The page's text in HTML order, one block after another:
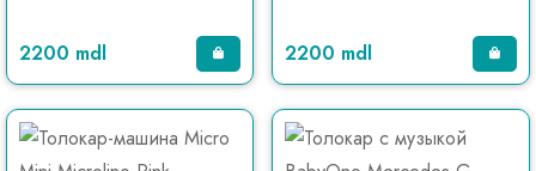
2200 mdl 2200 mdl